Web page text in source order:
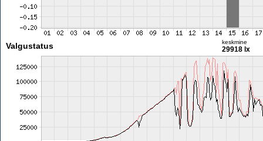
Valgustatus keskmine
29918 lx